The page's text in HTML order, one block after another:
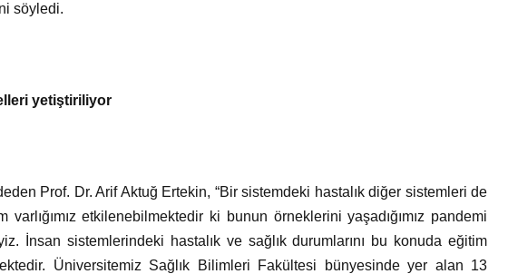
söyledi.
yetiştiriliyor
Prof. Dr. Arif Aktuğ Ertekin, “Bir sistemdeki hastalık diğer sistemleri de
etkilenebilmektedir ki bunun örneklerini yaşadığımız pandemi
İnsan sistemlerindeki hastalık ve sağlık durumlarını bu konuda eğitim
Üniversitemiz Sağlık Bilimleri Fakültesi bünyesinde yer alan 13